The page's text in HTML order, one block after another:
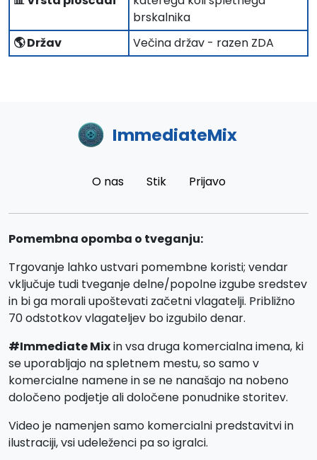
brskalnika
🌎 Držav
Večina držav - razen ZDA
ImmediateMix
O nas Stik Prijavo
Pomembna opomba o tveganju:
Trgovanje lahko ustvari pomembne koristi; vendar
vključuje tudi tveganje delne/popolne izgube sredstev
in bi ga morali upoštevati začetni vlagatelji. Približno
70 odstotkov vlagateljev bo izgubilo denar.
#Immediate Mixin vsa druga komercialna imena, ki
se uporabljajo na spletnem mestu, so samo v
komercialne namene in se ne nanašajo na nobeno
določeno podjetje ali določene ponudnike storitev.
Video je namenjen samo komercialni predstavitvi in
ilustraciji, vsi udeleženci pa so igralci.